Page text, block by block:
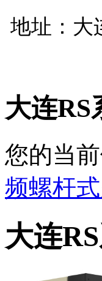
地址：大
大连RS
您的当
频螺杆
大连